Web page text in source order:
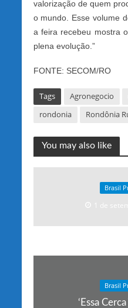
valorização de quem
o mundo. Esse volume
a feira recebeu mostra
plena evolução.”
FONTE: SECOM/RO
Tags Agronegocio
rondonia
Rondônia
You may also like
Brasil
1 de
Brasil
‘Essa